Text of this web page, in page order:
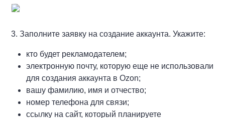
3. Заполните заявку на создание аккаунта. Укажите:
кто будет рекламодателем;
электронную почту, которую еще не использовали
для создания аккаунта в Ozon;
вашу фамилию, имя и отчество;
номер телефона для связи;
ссылку на сайт, который планируете